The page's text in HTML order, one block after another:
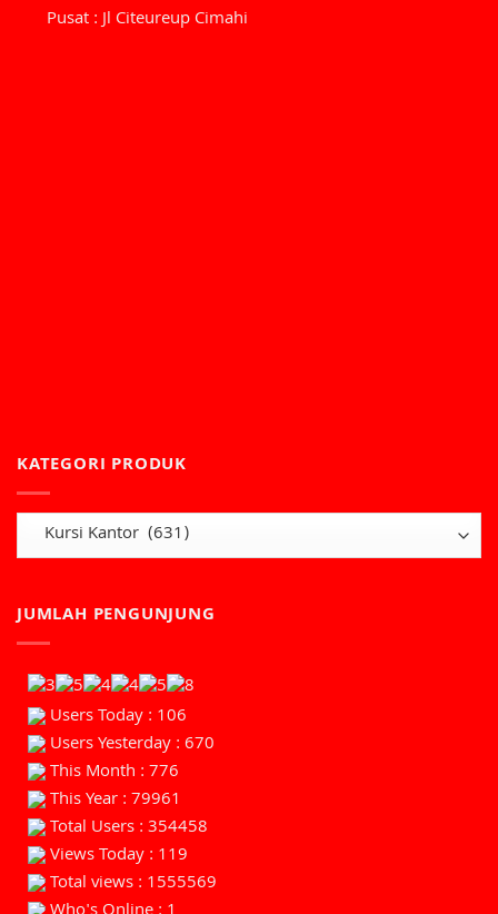
Pusat : Jl Citeureup Cimahi
KATEGORI PRODUK
JUMLAH PENGUNJUNG
Users Today : 106
Users Yesterday : 670
This Month : 776
This Year : 79961
Total Users : 354458
Views Today : 119
Total views : 1555569